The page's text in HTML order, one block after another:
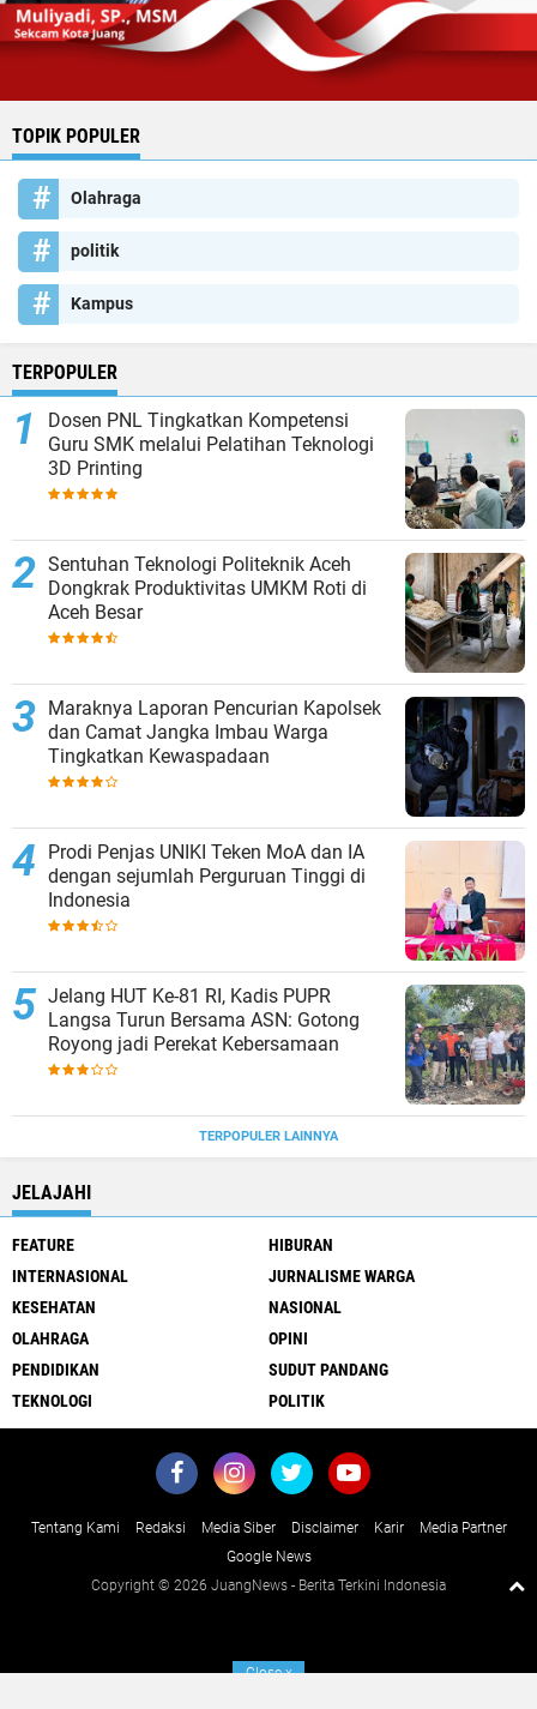
TOPIK POPULER
Olahraga
politik
Kampus
TERPOPULER
Dosen PNL Tingkatkan Kompetensi
Guru SMK melalui Pelatihan Teknologi
3D Printing
Sentuhan Teknologi Politeknik Aceh
Dongkrak Produktivitas UMKM Roti di
Aceh Besar
Maraknya Laporan Pencurian Kapolsek
dan Camat Jangka Imbau Warga
Tingkatkan Kewaspadaan
Prodi Penjas UNIKI Teken MoA dan IA
dengan sejumlah Perguruan Tinggi di
Indonesia
Jelang HUT Ke-81 RI, Kadis PUPR
Langsa Turun Bersama ASN: Gotong
Royong jadi Perekat Kebersamaan
TERPOPULER LAINNYA
JELAJAHI
FEATURE
HIBURAN
INTERNASIONAL
JURNALISME WARGA
KESEHATAN
NASIONAL
OLAHRAGA
OPINI
PENDIDIKAN
SUDUT PANDANG
TEKNOLOGI
POLITIK
Tentang Kami Redaksi Media Siber Disclaimer Karir
Media Partner
Google News
Copyright © 2026 JuangNews - Berita Terkini Indonesia
Closex